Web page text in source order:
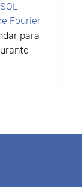
Fourier
para